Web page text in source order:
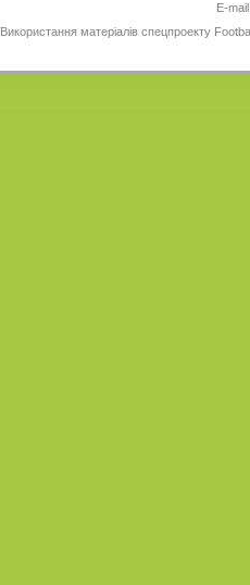
E-
Використання матеріалів спецпроекту